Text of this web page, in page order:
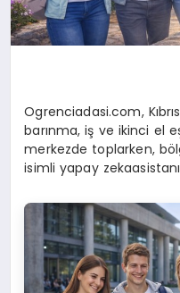
Ogrenciadasi.com,
barınma, iş ve ikinci el
merkezde toplarken,
isimli yapay